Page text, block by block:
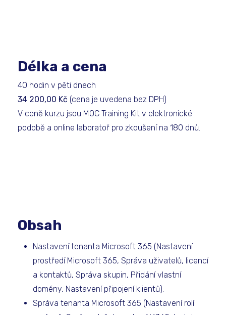
Délka a cena
40 hodin v pěti dnech
34 200,00 Kč (cena je uvedena bez DPH)
V ceně kurzu jsou MOC Training Kit v elektronické
podobě a online laboratoř pro zkoušení na 180 dnů.
Obsah
Nastavení tenanta Microsoft 365 (Nastavení
prostředí Microsoft 365, Správa uživatelů, licencí
a kontaktů, Správa skupin, Přidání vlastní
domény, Nastavení připojení klientů).
Správa tenanta Microsoft 365 (Nastavení rolí